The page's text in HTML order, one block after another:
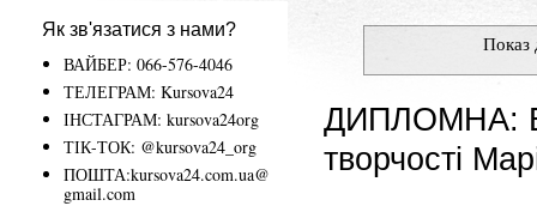
Показ
ДИПЛОМНА:
творчості
Як зв'язатися з нами?
ВАЙБЕР: 066-576-4046
ТЕЛЕГРАМ: Kursova24
ІНСТАГРАМ: kursova24org
ТІК-ТОК: @kursova24_org
ПОШТА:kursova24.com.ua@
gmail.com